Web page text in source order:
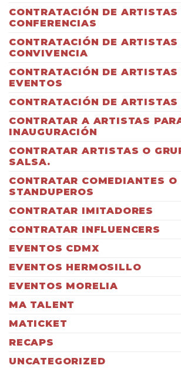
CONTRATACIÓN DE ARTISTAS
CONFERENCIAS
CONTRATACIÓN DE ARTISTAS
CONVIVENCIA
CONTRATACIÓN DE ARTISTAS
EVENTOS
CONTRATACIÓN DE ARTISTAS
CONTRATAR A ARTISTAS
INAUGURACIÓN
CONTRATAR ARTISTAS O
SALSA.
CONTRATAR COMEDIANTES O
STANDUPEROS
CONTRATAR IMITADORES
CONTRATAR INFLUENCERS
EVENTOS CDMX
EVENTOS HERMOSILLO
EVENTOS MORELIA
MA TALENT
MATICKET
RECAPS
UNCATEGORIZED